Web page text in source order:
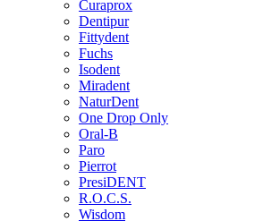
Curaprox
Dentipur
Fittydent
Fuchs
Isodent
Miradent
NaturDent
One Drop Only
Oral-B
Paro
Pierrot
PresiDENT
R.O.C.S.
Wisdom